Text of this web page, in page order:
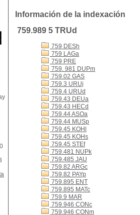
Información de la indexación
759.989 5 TRUd
759 DESh
759 LAGa
759 PRE
759. 981 DUPm
759.02 GAS
759.3 URUj
759.4 URUd
759.43 DEUa
759.43 HECd
759.44 ASOa
759.44 MUSp
759.45 KOHl
759.45 KOHs
759.45 STEf
759.481 NUPk
759.485 JAU
759.82 ARGc
759.82 PAYp
759.895 ENT
759.895 MATc
759.9 MAR
759.946 CONc
759.946 CONm